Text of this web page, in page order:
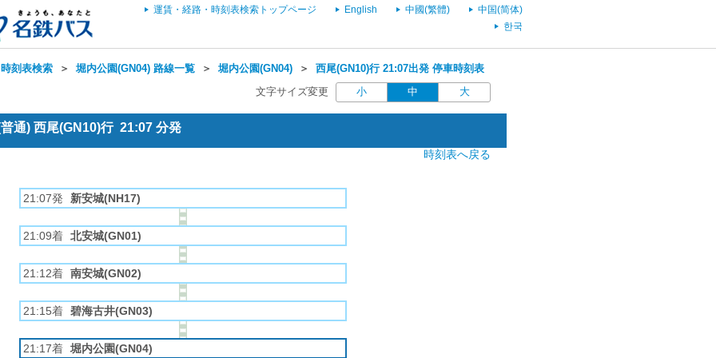
運賃・経路・時刻表検索トップページ English 中國(繁體)
中国(简体)
한국
刻表検索 ＞ 堀内公園(GN04) 路線一覧 ＞ 堀内公園(GN04) ＞ 西尾(GN10)行 21:07出発 停車時刻表
文字サイズ変更 小 中 大
通) 西尾(GN10)行 21:07 分発
時刻表へ戻る
21:07発 新安城(NH17)
21:09着 北安城(GN01)
21:12着 南安城(GN02)
21:15着 碧海古井(GN03)
21:17着 堀内公園(GN04)